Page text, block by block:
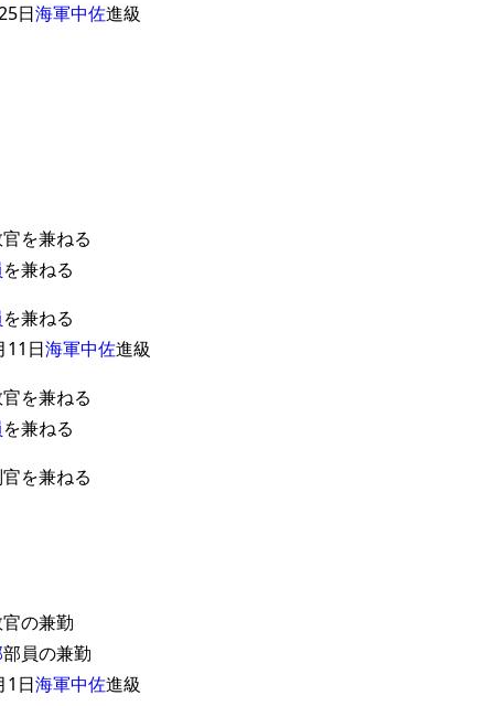
日海軍中佐進級
を兼ねる
を兼ねる
を兼ねる
11日海軍中佐進級
を兼ねる
を兼ねる
を兼ねる
の兼勤
部員の兼勤
1日海軍中佐進級